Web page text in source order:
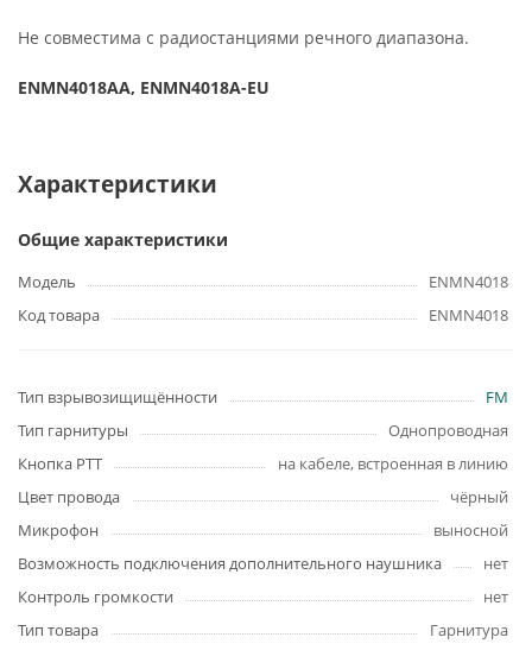
Не совместима с радиостанциями речного диапазона.
ENMN4018AA, ENMN4018A-EU
Характеристики
Общие характеристики
Модель
ENMN4018
Код товара
ENMN4018
Тип взрывозищищённости
FM
Тип гарнитуры
Однопроводная
Кнопка PTT
на кабеле, встроенная в линию
Цвет провода
чёрный
Микрофон
выносной
Возможность подключения дополнительного наушника
нет
Контроль громкости
нет
Тип товара
Гарнитура